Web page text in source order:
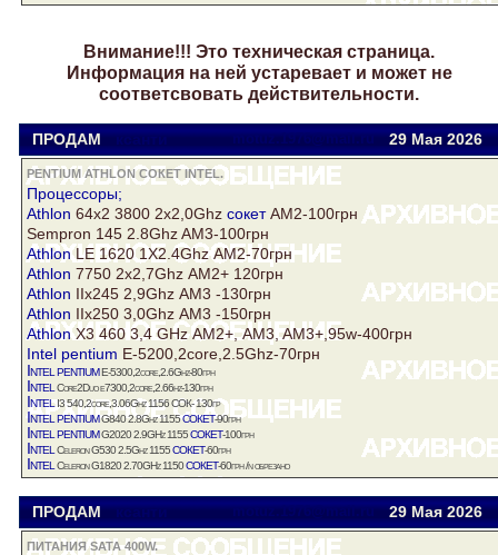
Внимание!!! Это техническая страница.
Информация на ней устаревает и может не
соответсвовать действительности.
ПРОДАМ ксанти motuz.1976@mail.ru 29 Мая 2026
PENTIUM ATHLON СОКЕТ INTEL.
Процессоры;
Athlon 64х2 3800 2х2,0Ghz сокетАМ2-100грн
Sempron 145 2.8Ghz AM3-100грн
AthlonLE 1620 1Х2.4Ghz АМ2-70грн
Athlon 7750 2х2,7Ghz АМ2+ 120грн
Athlon IIх245 2,9Ghz АМ3 -130грн
Athlon IIх250 3,0Ghz АМ3 -150грн
AthlonX3 460 3,4 GHz АМ2+, AM3, AM3+,95w-400грн
Intel pentium E-5200,2core,2.5Ghz-70грн
Intel pentiumE-5300,2core,2.6Ghz-80грн
Intel Core2Duo е7300,2core,2.66hz-130грн
IntelI3 540,2core,3.06Ghz 1156 СОК- 130гр
IntelpentiumG840 2.8Ghz 1155сокет-90грн
Intel pentiumG2020 2.9GHz 1155сокет-100грн
Intel Celeron G530 2.5Ghz 1155сокет-60грн
Intel Celeron G1820 2.70GHz 1150сокет-60грн /n обрезано
ПРОДАМ ксанти motuz.1976@mail.ru 29 Мая 2026
ПИТАНИЯ SATA 400W.